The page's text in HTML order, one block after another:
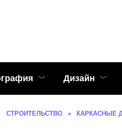
Дизайн
СТРОИТЕЛЬСТВО »
КАРКАСНЫЕ